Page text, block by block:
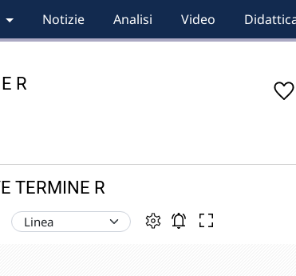
Notizie Analisi Video
R
TERMINE R